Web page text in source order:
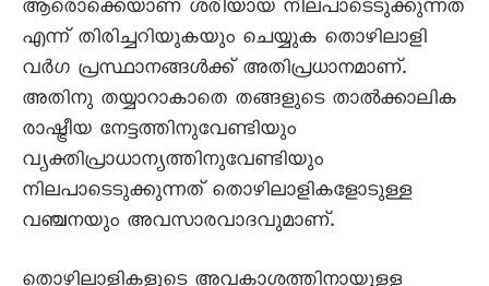
ആരൊക്കെയാണ് ശരിയായ നിലപാടെടുക്കുന്നത്
എന്ന് തിരിച്ചറിയുകയും ചെയ്യുക തൊഴിലാളി
വർഗ പ്രസ്ഥാനങ്ങൾക്ക് അതിപ്രധാനമാണ്.
അതിനു തയ്യാറാകാതെ തങ്ങളുടെ താൽക്കാലിക
രാഷ്ട്രീയ നേട്ടത്തിനുവേണ്ടിയും
വ്യക്തിപ്രാധാന്യത്തിനുവേണ്ടിയും
നിലപാടെടുക്കുന്നത് തൊഴിലാളികളോടുള്ള
വഞ്ചനയും അവസാരവാദവുമാണ്.